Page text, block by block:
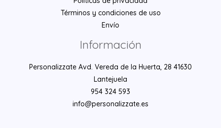
Términos y condiciones de uso
Envío
Información
Personalizzate Avd. Vereda de la Huerta, 28 41630
Lantejuela
954 324 593
info@personalizzate.es